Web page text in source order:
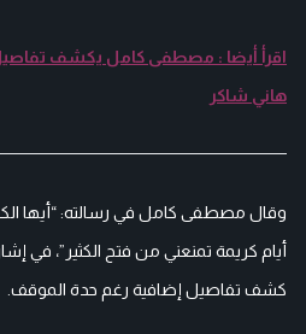
اقرأ أيضا : مصطفى كامل يكشف
هاني شاكر
وقال مصطفى كامل في رسالته: “أيها
أيام كريمة تمنعني من فتح الكثير”، في
كشف تفاصيل إضافية رغم حدة الموقف.